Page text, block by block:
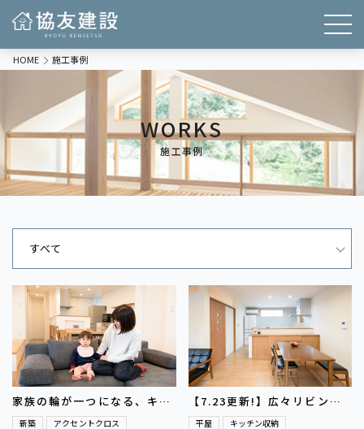
WORKS
施工事例
HOME 施工事例
家族の輪が一つになる、キッ
チン中心の快適な家
新築 アクセントクロス
【7.23更新!】広々リビング
と充実の収納の平屋の家
平屋 キッチン収納